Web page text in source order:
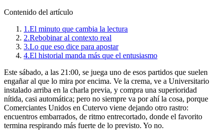
Contenido del artículo
1.El minuto que cambia la lectura
2.Rebobinar al contexto real
3.Lo que eso dice para apostar
4.El historial manda más que el entusiasmo
Este sábado, a las 21:00, se juega uno de esos partidos que suelen
engañar al que lo mira por encima. Ve la crema, ve a Universitario
instalado arriba en la charla previa, y compra una superioridad
nítida, casi automática; pero no siempre va por ahí la cosa, porque
Comerciantes Unidos en Cutervo viene dejando otro rastro:
encuentros embarrados, de ritmo entrecortado, donde el favorito
termina respirando más fuerte de lo previsto. Yo no.